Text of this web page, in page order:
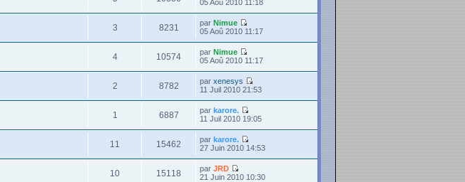
05 Aoû 2010 11:18
3 8231 par Nimue
05 Aoû 2010 11:17
4 10574 par Nimue
05 Aoû 2010 11:17
2 8782 par xenesys
11 Juil 2010 21:53
1 6887 par karore.
11 Juil 2010 19:05
11 15462 par karore.
27 Juin 2010 14:53
10 15118 par JRD
21 Juin 2010 10:30